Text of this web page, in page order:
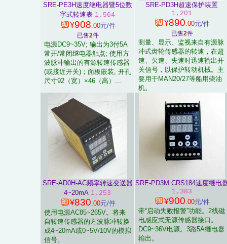
SRE-PE3H速度继电器暨5位数
字式转速表 1,564
¥908 .00元/件
已售2件
电源DC9~35V; 输出为3付5A
常开/常闭继电器触点; 使用方
波脉冲输出的有源转速传感器
(或接近开关)；面板嵌装, 开孔
尺寸92（宽）×46（高）...
SRE-PD3H超速保护装置
1,201
¥890 .00元/件
已售2件
测量、显示、监视来自有源脉
冲式齿轮传感器的转速，在超
速、欠速、失速时迅速输出开
关信号，以保护转动机械。主
要用于MAN20/27等船用柴油
机。
SRE-AD0H-AC频率转速变送器
4~20mA 1,253
¥830 .00元/件
使用电源AC85~265V。将来
自转速传感器的方波脉冲转换
成4~20mA或0~5V/10V的模拟
信号。
SRE-PD3M CRS184速度继电
1,383
¥900 .00元/件
带“启动失败报警”功能。2线磁
电感应式无源传感器接口。
DC9~36V电源。3路5A继电器
输出。